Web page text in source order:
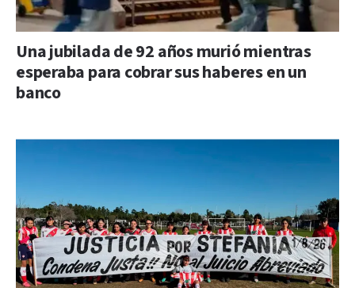
Una jubilada de 92 años murió mientras
esperaba para cobrar sus haberes en un
banco